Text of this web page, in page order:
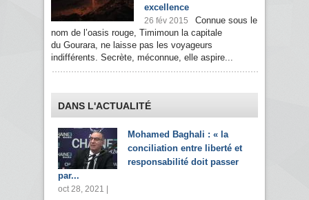
excellence
26 fév 2015
Connue sous le
nom de l’oasis rouge, Timimoun la capitale
du Gourara, ne laisse pas les voyageurs
indifférents. Secrète, méconnue, elle aspire...
DANS L'ACTUALITÉ
Mohamed Baghali : « la
conciliation entre liberté et
responsabilité doit passer
par...
oct 28, 2021 |